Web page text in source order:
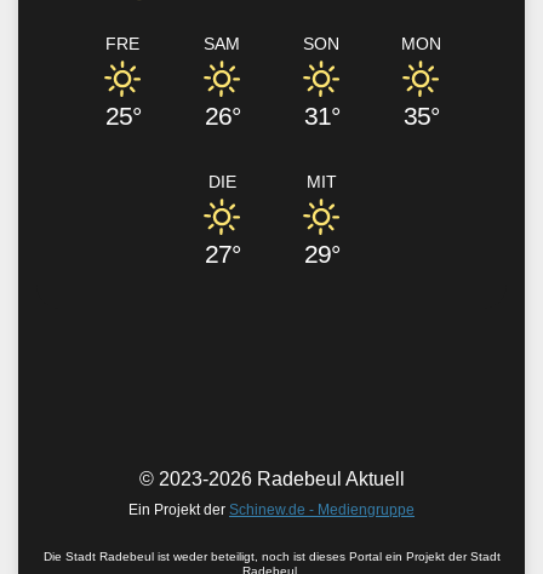
FRE
25°
SAM
26°
SON
31°
MON
35°
DIE
27°
MIT
29°
© 2023-2026 Radebeul Aktuell
Ein Projekt der Schinew.de - Mediengruppe
Die Stadt Radebeul ist weder beteiligt, noch ist dieses Portal ein Projekt der Stadt
Radebeul.